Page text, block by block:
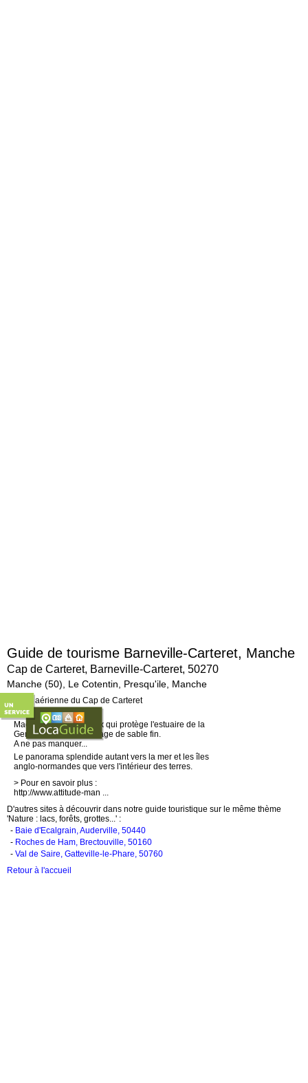
Cap de Carteret, Barneville-Carteret, 50270
Guide de tourisme Barneville-Carteret, Manche
Manche (50), Le Cotentin, Presqu'ile, Manche
Le site en bref...
Magnifique cap rocheux qui protège l'estuaire de la
Gerfleur et une belle plage de sable fin.
A ne pas manquer...
Le panorama splendide autant vers la mer et les îles
anglo-normandes que vers l'intérieur des terres.
> Pour en savoir plus :
http://www.attitude-man ...
D'autres sites à découvrir dans notre guide touristique sur le même thème
'Nature : lacs, forêts, grottes...' :
- Baie d'Ecalgrain, Auderville, 50440
- Roches de Ham, Brectouville, 50160
- Val de Saire, Gatteville-le-Phare, 50760
Retour à l'accueil